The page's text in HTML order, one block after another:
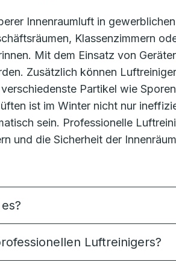
Innenraumluft in
Klassenzimmern
Mit dem Einsatz von
Zusätzlich können
Partikel wie
ist im Winter nicht nur
sein. Professionelle
und die Sicherheit der
Luftreinigers?